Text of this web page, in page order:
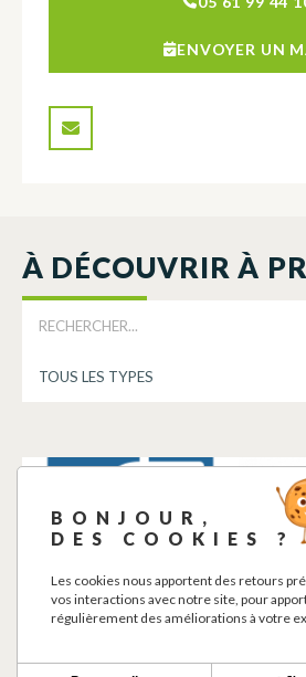
ENVOYER UN
À DÉCOUVRIR À
SAJAS
AIRE DE PIQUE-
NIQUE
BONJOUR,
DES COOKIES ?
Les cookies nous apportent des retours
vos interactions avec notre site, pour
régulièrement des améliorations à votre